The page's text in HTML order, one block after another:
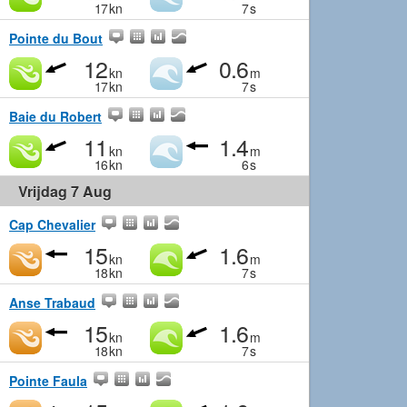
17kn 7s
Pointe du Bout
12kn
17kn
0.6m
7s
Baie du Robert
11 kn
16kn
1.4m
6s
Vrijdag 7 Aug
Cap Chevalier
15kn
18kn
1.6m
7s
Anse Trabaud
15kn
18kn
1.6m
7s
Pointe Faula